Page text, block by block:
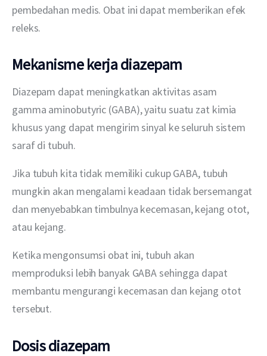
pembedahan medis. Obat ini dapat memberikan efek
releks.
Mekanisme kerja diazepam
Diazepam dapat meningkatkan aktivitas asam
gamma aminobutyric (GABA), yaitu suatu zat kimia
khusus yang dapat mengirim sinyal ke seluruh sistem
saraf di tubuh.
Jika tubuh kita tidak memiliki cukup GABA, tubuh
mungkin akan mengalami keadaan tidak bersemangat
dan menyebabkan timbulnya kecemasan, kejang otot,
atau kejang.
Ketika mengonsumsi obat ini, tubuh akan
memproduksi lebih banyak GABA sehingga dapat
membantu mengurangi kecemasan dan kejang otot
tersebut.
Dosis diazepam